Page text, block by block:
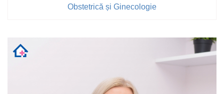
Obstetrică și Ginecologie